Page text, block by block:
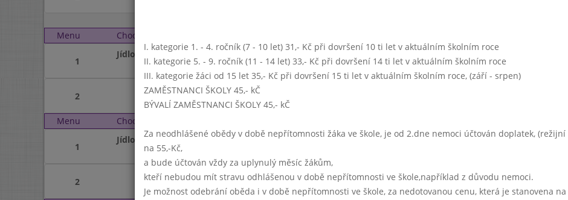
Menu
Chod
1
Jídlo NEVAŘÍ SE PŘEJEME PŘÍJEMNÉ PRÁZDNINY
2
Menu Chod
1
Jídlo NEVAŘÍ SE PŘEJEME PŘÍJEMNÉ PRÁZDNINY
2
I. kategorie 1. - 4. ročník (7 - 10 let) 31,- Kč při dovršení 10 ti let v aktuálním školním roce
II. kategorie 5. - 9. ročník (11 - 14 let) 33,- Kč při dovršení 14 ti let v aktuálním školním roce
III. kategorie žáci od 15 let 35,- Kč při dovršení 15 ti let v aktuálním školním roce, (září - srpen)
ZAMĚSTNANCI ŠKOLY 45,- kČ
BÝVALÍ ZAMĚSTNANCI ŠKOLY 45,- kČ
Za neodhlášené obědy v době nepřítomnosti žáka ve škole, je od 2.dne nemoci účtován doplatek,
na 55,-Kč,
a bude účtován vždy za uplynulý měsíc žákům,
kteří nebudou mít stravu odhlášenou v době nepřítomnosti ve škole,například z důvodu nemoci.
Je možnost odebrání oběda i v době nepřítomnosti ve škole, za nedotovanou cenu, která je stanovena na